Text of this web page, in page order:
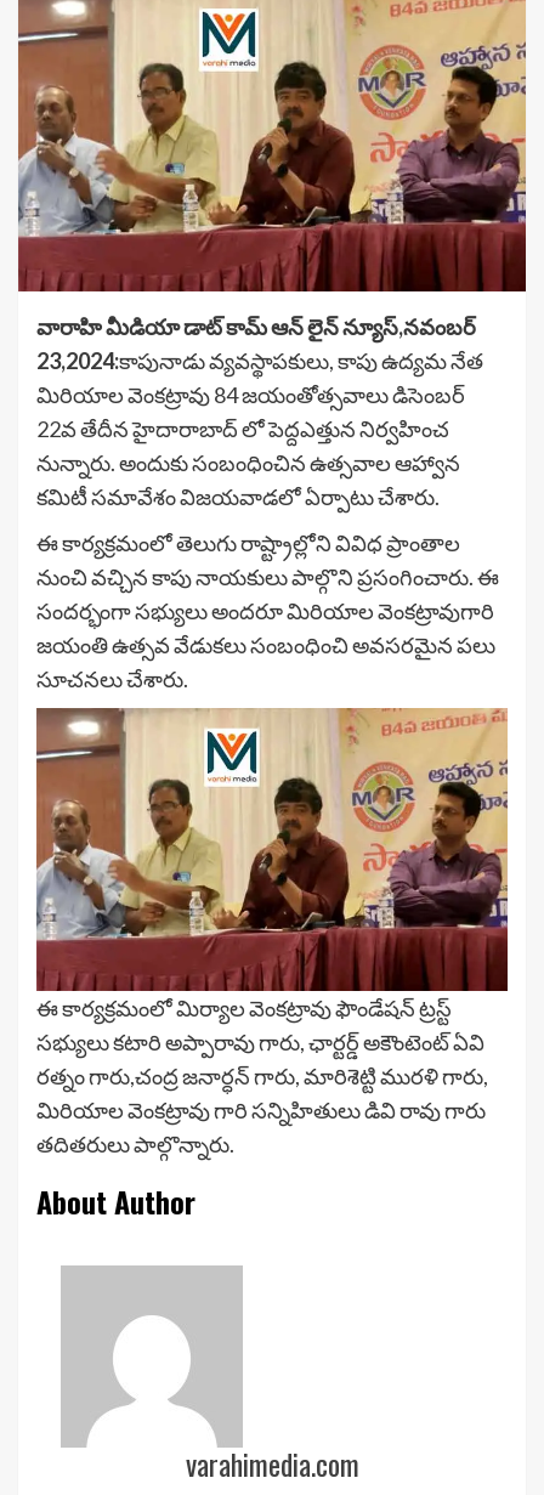
వారాహి మీడియా డాట్ కామ్ ఆన్ లైన్ న్యూస్,నవంబర్
23,2024:కాపునాడు వ్యవస్థాపకులు, కాపు ఉద్యమ నేత
మిరియాల వెంకట్రావు 84 జయంతోత్సవాలు డిసెంబర్
22వ తేదీన హైదారాబాద్ లో పెద్దఎత్తున నిర్వహించ
నున్నారు. అందుకు సంబంధించిన ఉత్సవాల ఆహ్వాన
కమిటీ సమావేశం విజయవాడలో ఏర్పాటు చేశారు.
ఈ కార్యక్రమంలో తెలుగు రాష్ట్రాల్లోని వివిధ ప్రాంతాల
నుంచి వచ్చిన కాపు నాయకులు పాల్గొని ప్రసంగించారు. ఈ
సందర్భంగా సభ్యులు అందరూ మిరియాల వెంకట్రావుగారి
జయంతి ఉత్సవ వేడుకలు సంబంధించి అవసరమైన పలు
సూచనలు చేశారు.
ఈ కార్యక్రమంలో మిర్యాల వెంకట్రావు ఫౌండేషన్ ట్రస్ట్
సభ్యులు కటారి అప్పారావు గారు, ఛార్టర్డ్ అకౌంటెంట్ ఏవి
రత్నం గారు,చంద్ర జనార్ధన్ గారు, మారిశెట్టి మురళి గారు,
మిరియాల వెంకట్రావు గారి సన్నిహితులు డివి రావు గారు
తదితరులు పాల్గొన్నారు.
About Author
varahimedia.com